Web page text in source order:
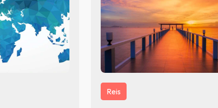
Reis